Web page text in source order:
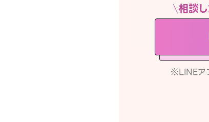
相談
※LINEア